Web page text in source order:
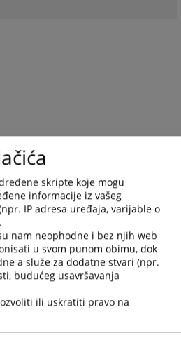
skripte koje mogu
informacije iz vašeg
IP adresa uređaja, varijable o
nam neophodne i bez njih web
u svom punom obimu, dok
a služe za dodatne stvari (npr.
budućeg usavršavanja
ili uskratiti pravo na